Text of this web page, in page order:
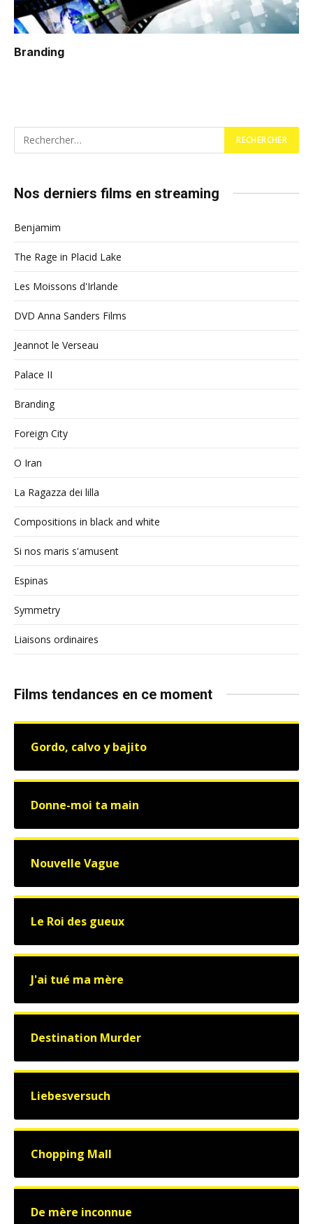
Branding
Nos derniers films en streaming
Benjamim
The Rage in Placid Lake
Les Moissons d'Irlande
DVD Anna Sanders Films
Jeannot le Verseau
Palace II
Branding
Foreign City
O Iran
La Ragazza dei lilla
Compositions in black and white
Si nos maris s'amusent
Espinas
Symmetry
Liaisons ordinaires
Films tendances en ce moment
Gordo, calvo y bajito
Donne-moi ta main
Nouvelle Vague
Le Roi des gueux
J'ai tué ma mère
Destination Murder
Liebesversuch
Chopping Mall
De mère inconnue